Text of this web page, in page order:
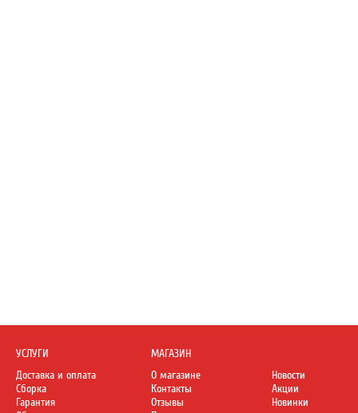
УСЛУГИ
Доставка и оплата
Сборка
Гарантия
МАГАЗИН
О магазине
Контакты
Отзывы
Новости
Акции
Новинки